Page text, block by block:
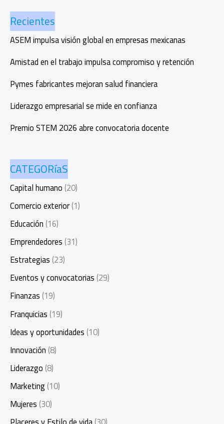
100
mil
MiPymes
con
IA
Recientes
ASEM impulsa visión global en empresas mexicanas
Amistad en el trabajo impulsa compromiso y retención
Pymes fabricantes mejoran salud financiera
Liderazgo empresarial se mide en confianza
Premio STEM 2026 abre convocatoria docente
CATEGORíaS
Capital humano(20)
Comercio exterior(1)
Educación(16)
Emprendedores(31)
Estrategias(23)
Eventos y convocatorias(29)
Finanzas(19)
Franquicias(19)
Ideas y oportunidades(10)
Innovación(8)
Liderazgo(8)
Marketing(10)
Mujeres(30)